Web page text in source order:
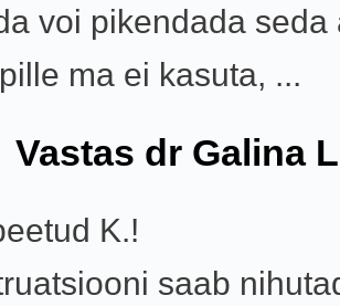
voi pikendada seda
ma ei kasuta, ...
Vastas dr Galina
K.!
saab